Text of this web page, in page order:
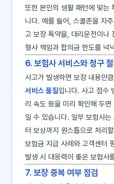
또한 본인의 생활 패턴에 맞는
니다. 예를 들어, 스쿨존을 자
고 보장 특약을, 대리운전이나
형사 책임과 합의금 한도를 넉
6. 보험사 서비스와 청구
사고가 발생하면 보장 내용만
서비스 품질입니다. 사고 접수
리 속도 등을 미리 확인해 두
일 수 있습니다. 일부 보험사
터 보상까지 원스톱으로 처리
보험금 지급 사례와 고객센터
발생 시 대응력이 좋은 보험사
7. 보장 중복 여부 점검